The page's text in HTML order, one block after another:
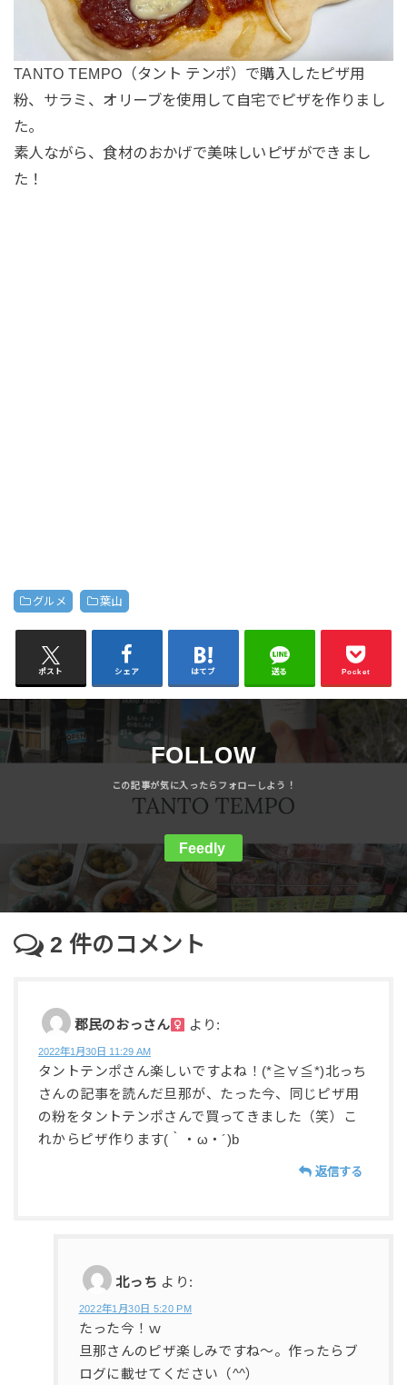
TANTO TEMPO（タント テンポ）で購入したピザ用
粉、サラミ、オリーブを使用して自宅でピザを作りまし
た。
素人ながら、食材のおかげで美味しいピザができまし
た！
グルメ 葉山
ポスト シェア はてブ 送る Pocket
FOLLOW
Feedly
2 件のコメント
郡民のおっさん より:
2022年1月30日 11:29 AM
タントテンポさん楽しいですよね！(*≧∀≦*)北っち
さんの記事を読んだ旦那が、たった今、同じピザ用
の粉をタントテンポさんで買ってきました（笑）こ
れからピザ作ります(｀・ω・´)b
返信する
北っち より:
2022年1月30日 5:20 PM
たった今！ｗ
旦那さんのピザ楽しみですね〜。作ったらブ
ログに載せてください（^^）